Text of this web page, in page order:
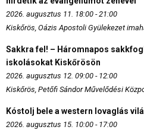
2026. augusztus 11. 18:00 - 21:00
Kiskőrös, Oázis Apostoli Gyülekezet
Sakkra fel! – Háromnapos
iskolásokat Kiskőrösön
2026. augusztus 12. 09:00 - 12:00
Kiskőrös, Petőfi Sándor Művelődési
Kóstolj bele a western lovaglás
2026. augusztus 15. 10:00 - 17:00